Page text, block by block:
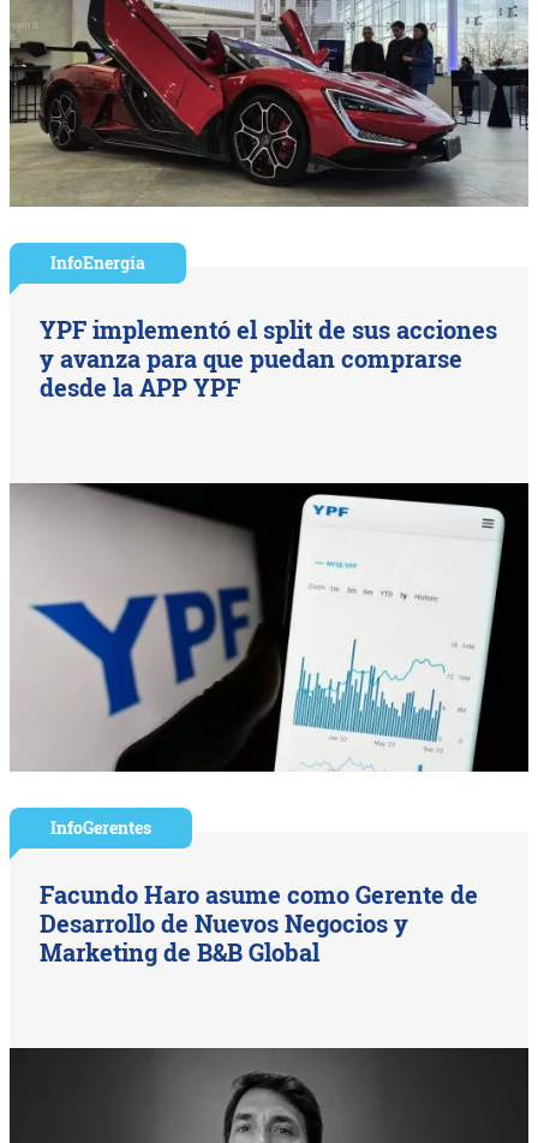
InfoEnergía
YPF implementó el split de sus acciones
y avanza para que puedan comprarse
desde la APP YPF
InfoGerentes
Facundo Haro asume como Gerente de
Desarrollo de Nuevos Negocios y
Marketing de B&B Global